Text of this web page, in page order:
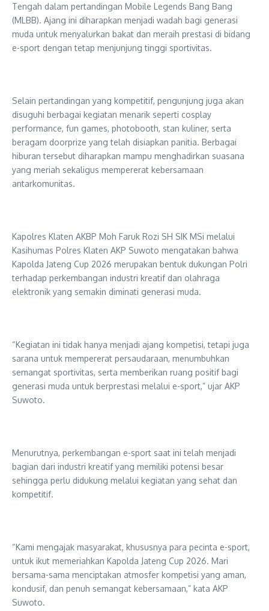
Tengah dalam pertandingan Mobile Legends Bang Bang
(MLBB). Ajang ini diharapkan menjadi wadah bagi generasi
muda untuk menyalurkan bakat dan meraih prestasi di bidang
e-sport dengan tetap menjunjung tinggi sportivitas.
Selain pertandingan yang kompetitif, pengunjung juga akan
disuguhi berbagai kegiatan menarik seperti cosplay
performance, fun games, photobooth, stan kuliner, serta
beragam doorprize yang telah disiapkan panitia. Berbagai
hiburan tersebut diharapkan mampu menghadirkan suasana
yang meriah sekaligus mempererat kebersamaan
antarkomunitas.
Kapolres Klaten AKBP Moh Faruk Rozi SH SIK MSi melalui
Kasihumas Polres Klaten AKP Suwoto mengatakan bahwa
Kapolda Jateng Cup 2026 merupakan bentuk dukungan Polri
terhadap perkembangan industri kreatif dan olahraga
elektronik yang semakin diminati generasi muda.
“Kegiatan ini tidak hanya menjadi ajang kompetisi, tetapi juga
sarana untuk mempererat persaudaraan, menumbuhkan
semangat sportivitas, serta memberikan ruang positif bagi
generasi muda untuk berprestasi melalui e-sport,” ujar AKP
Suwoto.
Menurutnya, perkembangan e-sport saat ini telah menjadi
bagian dari industri kreatif yang memiliki potensi besar
sehingga perlu didukung melalui kegiatan yang sehat dan
kompetitif.
“Kami mengajak masyarakat, khususnya para pecinta e-sport,
untuk ikut memeriahkan Kapolda Jateng Cup 2026. Mari
bersama-sama menciptakan atmosfer kompetisi yang aman,
kondusif, dan penuh semangat kebersamaan,” kata AKP
Suwoto.